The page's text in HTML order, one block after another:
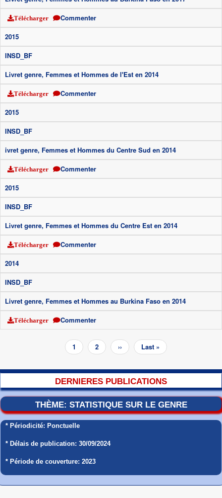
Télécharger
Commenter
2015
INSD_BF
Livret genre, Femmes et Hommes de l'Est en 2014
Télécharger
Commenter
2015
INSD_BF
ivret genre, Femmes et Hommes du Centre Sud en 2014
Télécharger
Commenter
2015
INSD_BF
Livret genre, Femmes et Hommes du Centre Est en 2014
Télécharger
Commenter
2014
INSD_BF
Livret genre, Femmes et Hommes au Burkina Faso en 2014
Télécharger Commenter
Page
courante
1 Page
2
Page
suivante
››
Dernière
page
Last »
DERNIERES PUBLICATIONS
THÈME: STATISTIQUE SUR LE GENRE
* Périodicité: Ponctuelle
* Délais de publication: 30/09/2024
* Période de couverture: 2023